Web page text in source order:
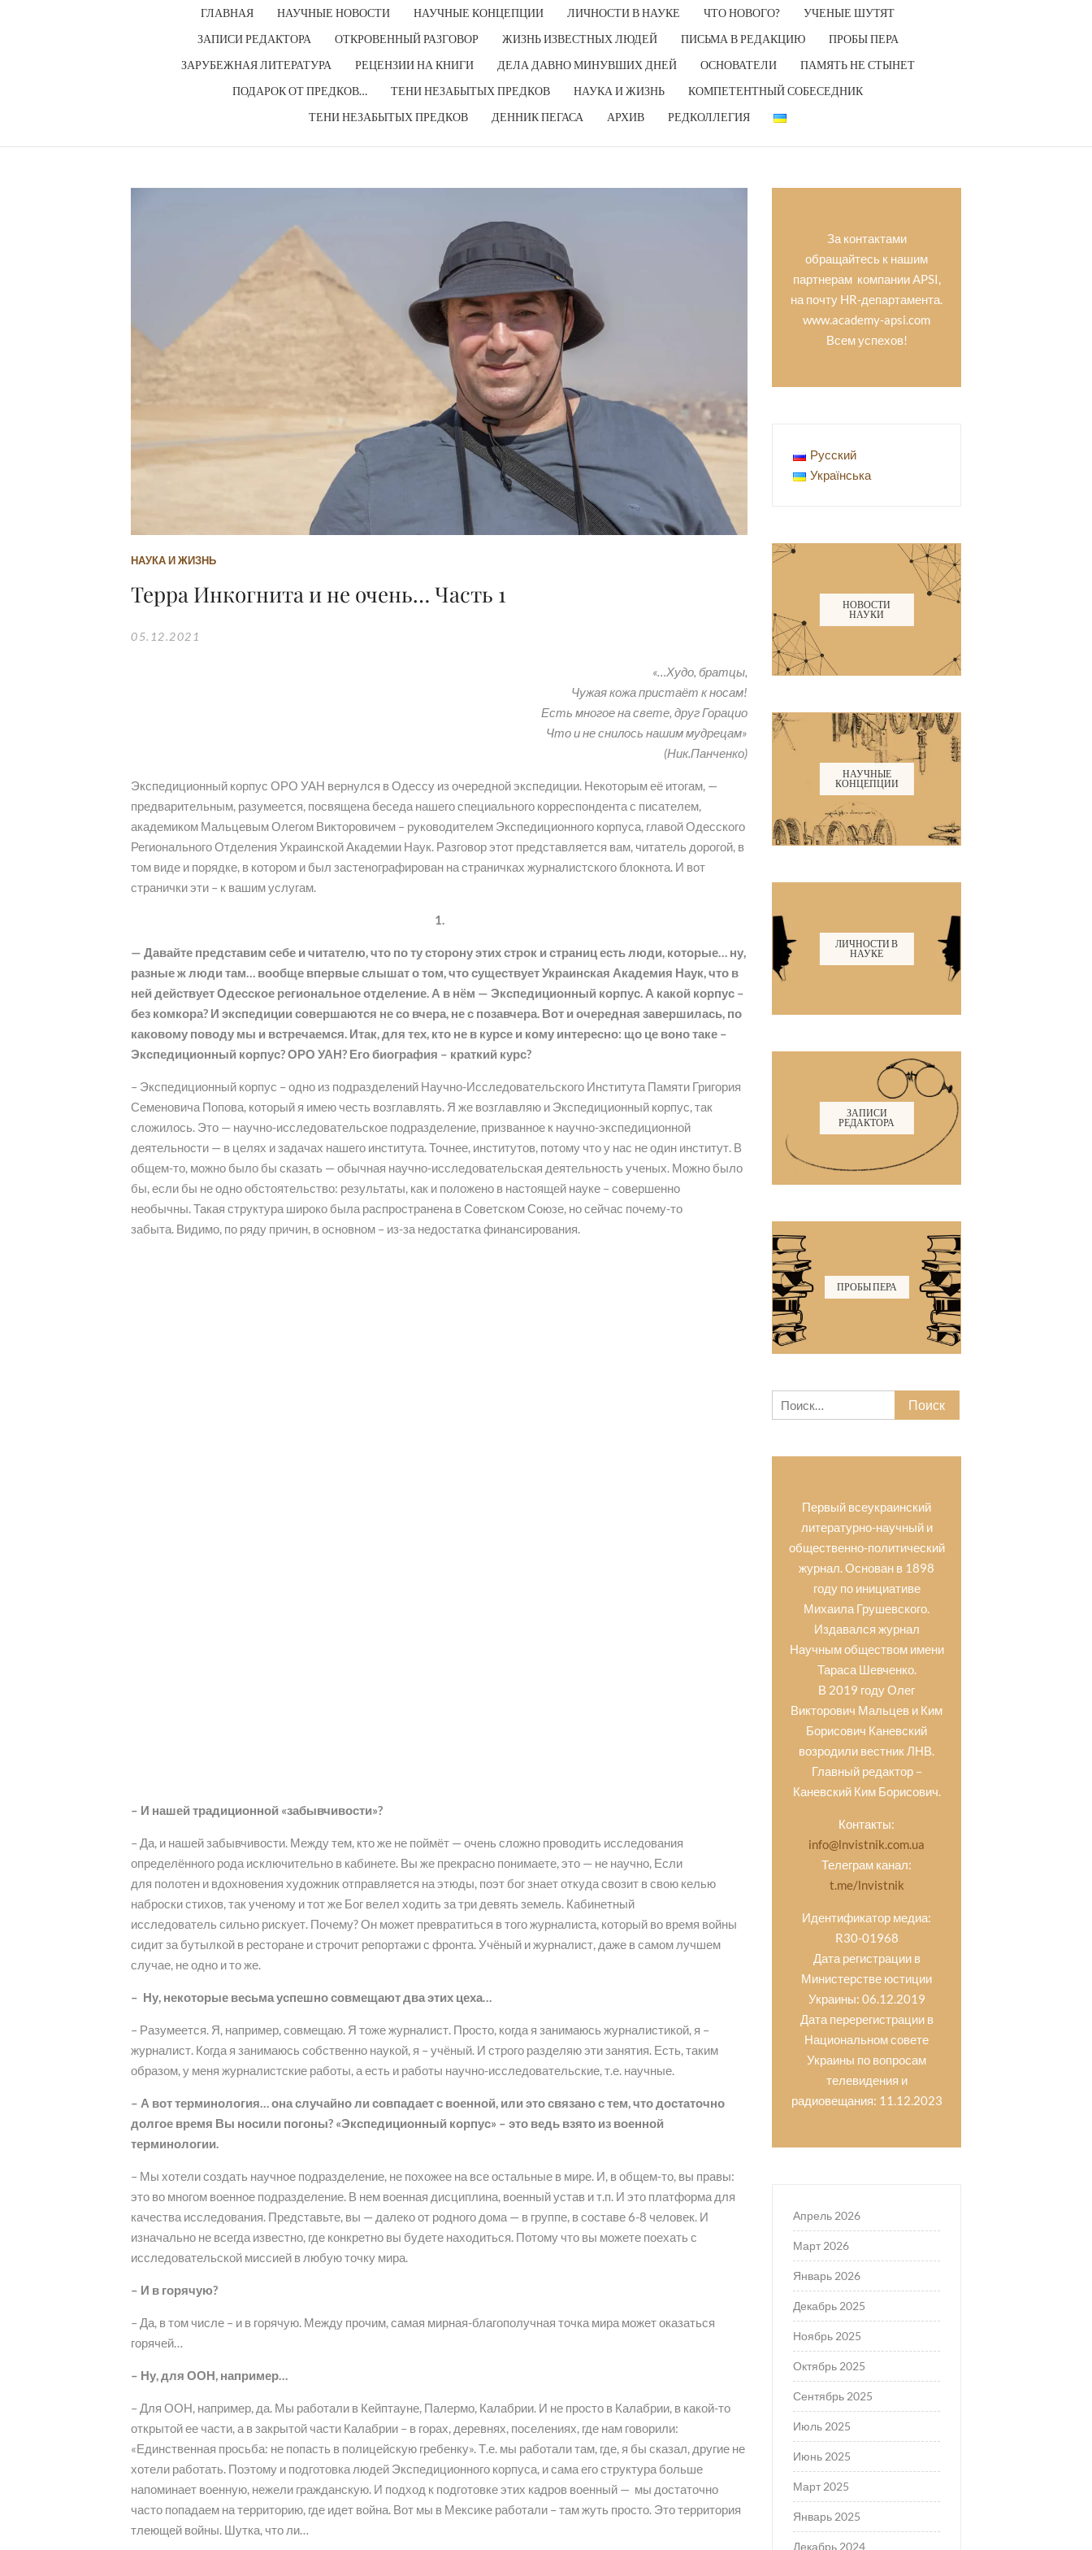
ГЛАВНАЯ НАУЧНЫЕ НОВОСТИ НАУЧНЫЕ КОНЦЕПЦИИ ЛИЧНОСТИ В НАУКЕ ЧТО НОВОГО?
УЧЕНЫЕ ШУТЯТ
ЗАПИСИ РЕДАКТОРА
ОТКРОВЕННЫЙ РАЗГОВОР ЖИЗНЬ ИЗВЕСТНЫХ ЛЮДЕЙ ПИСЬМА В РЕДАКЦИЮ
ПРОБЫ ПЕРА
ЗАРУБЕЖНАЯ ЛИТЕРАТУРА
РЕЦЕНЗИИ НА КНИГИ ДЕЛА ДАВНО МИНУВШИХ ДНЕЙ ОСНОВАТЕЛИ
ПАМЯТЬ НЕ СТЫНЕТ
ПОДАРОК ОТ ПРЕДКОВ…
ТЕНИ НЕЗАБЫТЫХ ПРЕДКОВ НАУКА И ЖИЗНЬ
КОМПЕТЕНТНЫЙ СОБЕСЕДНИК
ТЕНИ НЕЗАБЫТЫХ ПРЕДКОВ
ДЕННИК ПЕГАСА АРХИВ РЕДКОЛЛЕГИЯ
НАУКА И ЖИЗНЬ
Терра Инкогнита и не очень… Часть 1
05.12.2021
«…Худо, братцы,
Чужая кожа пристаёт к носам!
Есть многое на свете, друг Горацио
Что и не снилось нашим мудрецам»
(Ник.Панченко)
Экспедиционный корпус ОРО УАН вернулся в Одессу из очередной экспедиции. Некоторым её итогам, —
предварительным, разумеется, посвящена беседа нашего специального корреспондента с писателем,
академиком Мальцевым Олегом Викторовичем – руководителем Экспедиционного корпуса, главой Одесского
Регионального Отделения Украинской Академии Наук. Разговор этот представляется вам, читатель дорогой, в
том виде и порядке, в котором и был застенографирован на страничках журналистского блокнота. И вот
странички эти – к вашим услугам.
1.
— Давайте представим себе и читателю, что по ту сторону этих строк и страниц есть люди, которые… ну,
разные ж люди там… вообще впервые слышат о том, что существует Украинская Академия Наук, что в
ней действует Одесское региональное отделение. А в нём — Экспедиционный корпус. А какой корпус –
без комкора? И экспедиции совершаются не со вчера, не с позавчера. Вот и очередная завершилась, по
каковому поводу мы и встречаемся. Итак, для тех, кто не в курсе и кому интересно: що це воно таке –
Экспедиционный корпус? ОРО УАН? Его биография – краткий курс?
– Экспедиционный корпус – одно из подразделений Научно-Исследовательского Института Памяти Григория
Семеновича Попова, который я имею честь возглавлять. Я же возглавляю и Экспедиционный корпус, так
сложилось. Это — научно-исследовательское подразделение, призванное к научно-экспедиционной
деятельности — в целях и задачах нашего института. Точнее, институтов, потому что у нас не один институт. В
общем-то, можно было бы сказать — обычная научно-исследовательская деятельность ученых. Можно было
бы, если бы не одно обстоятельство: результаты, как и положено в настоящей науке – совершенно
необычны. Такая структура широко была распространена в Советском Союзе, но сейчас почему-то
забыта. Видимо, по ряду причин, в основном – из-за недостатка финансирования.
Экспедиция в
– И нашей традиционной «забывчивости»?
– Да, и нашей забывчивости. Между тем, кто же не поймёт — очень сложно проводить исследования
определённого рода исключительно в кабинете. Вы же прекрасно понимаете, это — не научно, Если
для полотен и вдохновения художник отправляется на этюды, поэт бог знает откуда свозит в свою келью
наброски стихов, так ученому и тот же Бог велел ходить за три девять земель. Кабинетный
исследователь сильно рискует. Почему? Он может превратиться в того журналиста, который во время войны
сидит за бутылкой в ресторане и строчит репортажи с фронта. Учёный и журналист, даже в самом лучшем
случае, не одно и то же.
– Ну, некоторые весьма успешно совмещают два этих цеха…
– Разумеется. Я, например, совмещаю. Я тоже журналист. Просто, когда я занимаюсь журналистикой, я –
журналист. Когда я занимаюсь собственно наукой, я – учёный. И строго разделяю эти занятия. Есть, таким
образом, у меня журналистские работы, а есть и работы научно-исследовательские, т.е. научные.
– А вот терминология… она случайно ли совпадает с военной, или это связано с тем, что достаточно
долгое время Вы носили погоны? «Экспедиционный корпус» – это ведь взято из военной
терминологии.
– Мы хотели создать научное подразделение, не похожее на все остальные в мире. И, в общем-то, вы правы:
это во многом военное подразделение. В нем военная дисциплина, военный устав и т.п. И это платформа для
качества исследования. Представьте, вы — далеко от родного дома — в группе, в составе 6-8 человек. И
изначально не всегда известно, где конкретно вы будете находиться. Потому что вы можете поехать с
исследовательской миссией в любую точку мира.
– И в горячую?
– Да, в том числе – и в горячую. Между прочим, самая мирная-благополучная точка мира может оказаться
горячей…
– Ну, для ООН, например…
– Для ООН, например, да. Мы работали в Кейптауне, Палермо, Калабрии. И не просто в Калабрии, в какой-то
открытой ее части, а в закрытой части Калабрии – в горах, деревнях, поселениях, где нам говорили:
«Единственная просьба: не попасть в полицейскую гребенку». Т.е. мы работали там, где, я бы сказал, другие не
хотели работать. Поэтому и подготовка людей Экспедиционного корпуса, и сама его структура больше
напоминает военную, нежели гражданскую. И подход к подготовке этих кадров военный — мы достаточно
часто попадаем на территорию, где идет война. Вот мы в Мексике работали – там жуть просто. Это территория
тлеющей войны. Шутка, что ли…
За контактами
обращайтесь к нашим
партнерам компании APSI,
на почту HR-департамента.
www.academy-apsi.com
Всем успехов!
Русский
Українська
НОВОСТИ
НАУКИ
НАУЧНЫЕ
КОНЦЕПЦИИ
ЛИЧНОСТИ В
НАУКЕ
ЗАПИСИ
РЕДАКТОРА
ПРОБЫ ПЕРА
Найти:
Первый всеукраинский
литературно-научный и
общественно-политический
журнал. Основан в 1898
году по инициативе
Михаила Грушевского.
Издавался журнал
Научным обществом имени
Тараса Шевченко.
В 2019 году Олег
Викторович Мальцев и Ким
Борисович Каневский
возродили вестник ЛНВ.
Главный редактор –
Каневский Ким Борисович.
Контакты:
info@lnvistnik.com.ua
Телеграм канал:
t.me/lnvistnik
Идентификатор медиа:
R30-01968
Дата регистрации в
Министерстве юстиции
Украины: 06.12.2019
Дата перерегистрации в
Национальном совете
Украины по вопросам
телевидения и
радиовещания: 11.12.2023
Апрель 2026
Март 2026
Январь 2026
Декабрь 2025
Ноябрь 2025
Октябрь 2025
Сентябрь 2025
Июль 2025
Июнь 2025
Март 2025
Январь 2025
Декабрь 2024